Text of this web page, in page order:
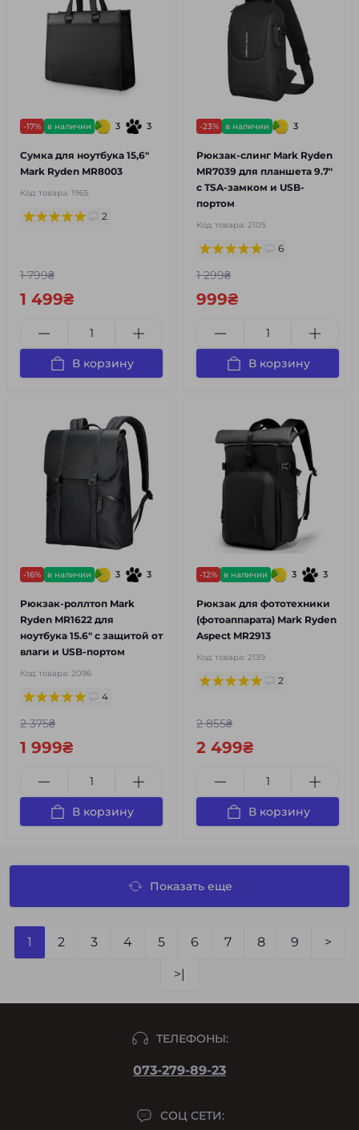
-17% в наличии 3 3
Сумка для ноутбука 15,6"
Mark Ryden MR8003
Код товара: 1965
2
1 799₴
1 499₴
В корзину
-23% в наличии 3
Рюкзак-слинг Mark Ryden
MR7039 для планшета 9.7"
с TSA-замком и USB-
портом
Код товара: 2105
6
1 299₴
999₴
В корзину
-16% в наличии 3 3
Рюкзак-роллтоп Mark
Ryden MR1622 для
ноутбука 15.6" с защитой от
влаги и USB-портом
Код товара: 2096
4
2 375₴
1 999₴
В корзину
-12% в наличии 3 3
Рюкзак для фототехники
(фотоаппарата) Mark Ryden
Aspect MR2913
Код товара: 2139
2
2 855₴
2 499₴
В корзину
Показать еще
1 2 3 4 5 6 7 8 9 >
>|
ТЕЛЕФОНЫ:
073-279-89-23
СОЦ СЕТИ: